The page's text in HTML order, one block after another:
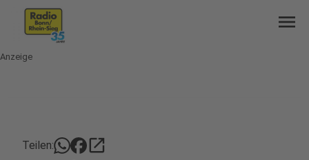
menu
Anzeige
Teilen: open_in_new